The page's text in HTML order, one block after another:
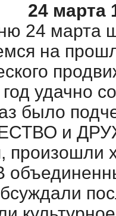
24 марта
24 марта
на
удачно
было
и
произошли